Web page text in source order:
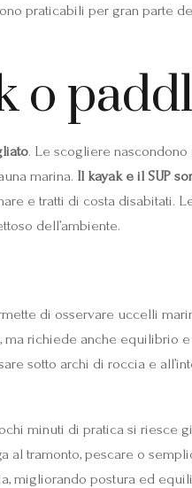
praticabili per gran parte
o
. Le scogliere
marina. Il kayak e il SUP
e tratti di costa disabitati.
dell’ambiente.
di osservare uccelli
ma richiede anche equilibrio
sotto archi di roccia e
minuti di pratica si riesce
al tramonto, pescare o
migliorando postura ed